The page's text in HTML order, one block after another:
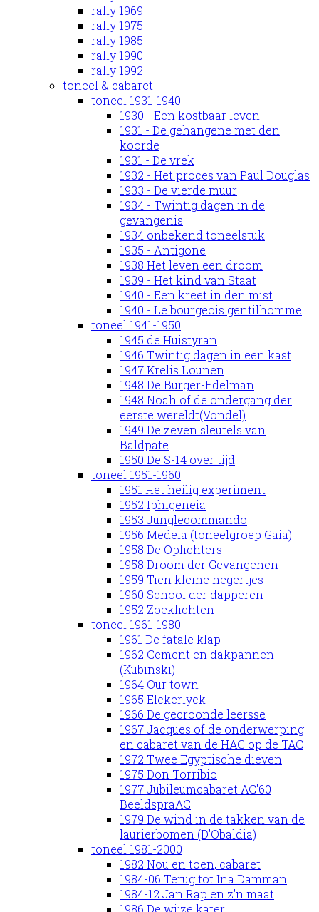
rally 1969
rally 1975
rally 1985
rally 1990
rally 1992
toneel & cabaret
toneel 1931-1940
1930 - Een kostbaar leven
1931 - De gehangene met den
koorde
1931 - De vrek
1932 - Het proces van Paul Douglas
1933 - De vierde muur
1934 - Twintig dagen in de
gevangenis
1934 onbekend toneelstuk
1935 - Antigone
1938 Het leven een droom
1939 - Het kind van Staat
1940 - Een kreet in den mist
1940 - Le bourgeois gentilhomme
toneel 1941-1950
1945 de Huistyran
1946 Twintig dagen in een kast
1947 Krelis Lounen
1948 De Burger-Edelman
1948 Noah of de ondergang der
eerste wereldt(Vondel)
1949 De zeven sleutels van
Baldpate
1950 De S-14 over tijd
toneel 1951-1960
1951 Het heilig experiment
1952 Iphigeneia
1953 Junglecommando
1956 Medeia (toneelgroep Gaia)
1958 De Oplichters
1958 Droom der Gevangenen
1959 Tien kleine negertjes
1960 School der dapperen
1952 Zoeklichten
toneel 1961-1980
1961 De fatale klap
1962 Cement en dakpannen
(Kubinski)
1964 Our town
1965 Elckerlyck
1966 De gecroonde leersse
1967 Jacques of de onderwerping
en cabaret van de HAC op de TAC
1972 Twee Egyptische dieven
1975 Don Torribio
1977 Jubileumcabaret AC'60
BeeldspraAC
1979 De wind in de takken van de
laurierbomen (D'Obaldia)
toneel 1981-2000
1982 Nou en toen, cabaret
1984-06 Terug tot Ina Damman
1984-12 Jan Rap en z'n maat
1986 De wijze kater